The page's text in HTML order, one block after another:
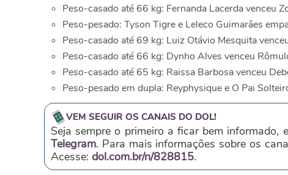
Peso-casado até 66 kg: Fernanda Lacerda venceu
Peso-pesado: Tyson Tigre e Leleco Guimarães
Peso-casado até 69 kg: Luiz Otávio Mesquita
Peso-casado até 66 kg: Dynho Alves venceu
Peso-casado até 65 kg: Raissa Barbosa venceu
Peso-pesado em dupla: Reyphysique e O Pai
VEM SEGUIR OS CANAIS DO DOL!
Seja sempre o primeiro a ficar bem informado,
Telegram. Para mais informações sobre os
Acesse: dol.com.br/n/828815.